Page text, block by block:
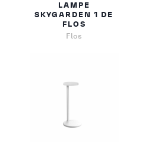
LAMPE
SKYGARDEN 1 DE
FLOS
Flos